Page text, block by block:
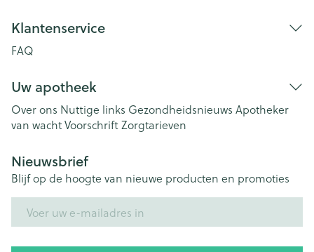
Klantenservice
FAQ
Uw apotheek
Over ons Nuttige links Gezondheidsnieuws Apotheker
van wachtVoorschriftZorgtarieven
Nieuwsbrief
Blijf op de hoogte van nieuwe producten en promoties